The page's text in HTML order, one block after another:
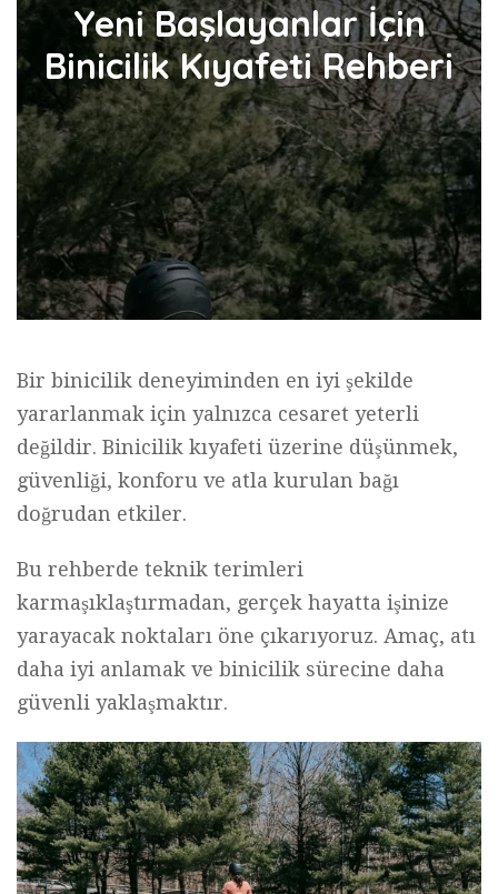
Yeni Başlayanlar İçin
Binicilik Kıyafeti Rehberi
Bir binicilik deneyiminden en iyi şekilde
yararlanmak için yalnızca cesaret yeterli
değildir. Binicilik kıyafeti üzerine düşünmek,
güvenliği, konforu ve atla kurulan bağı
doğrudan etkiler.
Bu rehberde teknik terimleri
karmaşıklaştırmadan, gerçek hayatta işinize
yarayacak noktaları öne çıkarıyoruz. Amaç, atı
daha iyi anlamak ve binicilik sürecine daha
güvenli yaklaşmaktır.